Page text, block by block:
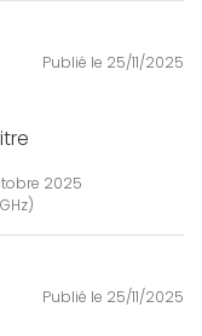
Publié le 25/11/2025
2025
Publié le 25/11/2025